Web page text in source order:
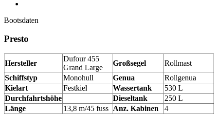
Bootsdaten
Presto
Hersteller
Dufour 455
Grand Large
Großsegel
Rollmast
Schiffstyp
Monohull Genua
Rollgenua
Kielart
Festkiel Wassertank
530 L
Durchfahrtshöhe
Dieseltank
250 L
Länge
13,8 m/45 fuss Anz. Kabinen
4